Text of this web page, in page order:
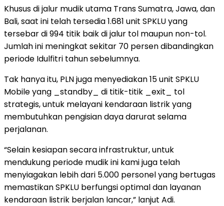
Khusus di jalur mudik utama Trans Sumatra, Jawa, dan
Bali, saat ini telah tersedia 1.681 unit SPKLU yang
tersebar di 994 titik baik di jalur tol maupun non-tol.
Jumlah ini meningkat sekitar 70 persen dibandingkan
periode Idulfitri tahun sebelumnya.
Tak hanya itu, PLN juga menyediakan 15 unit SPKLU
Mobile yang _standby_ di titik-titik _exit_ tol
strategis, untuk melayani kendaraan listrik yang
membutuhkan pengisian daya darurat selama
perjalanan.
“Selain kesiapan secara infrastruktur, untuk
mendukung periode mudik ini kami juga telah
menyiagakan lebih dari 5.000 personel yang bertugas
memastikan SPKLU berfungsi optimal dan layanan
kendaraan listrik berjalan lancar,” lanjut Adi.